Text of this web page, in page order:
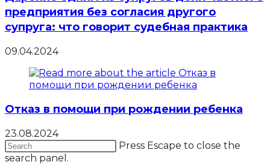
предприятия без согласия другого
супруга: что говорит судебная практика
09.04.2024
Отказ в помощи при рождении ребенка
23.08.2024
Press Escape to close the
search panel.